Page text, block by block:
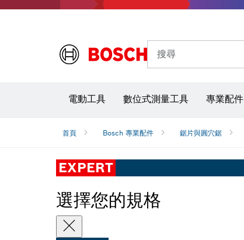
搜尋
電動工具 數位式測量工具 專業配件
首頁 Bosch 專業配件 鋸片與圓穴鋸
EXPERT
選擇您的規格